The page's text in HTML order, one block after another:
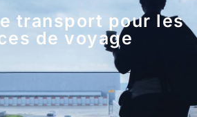
transport pour les
de voyage